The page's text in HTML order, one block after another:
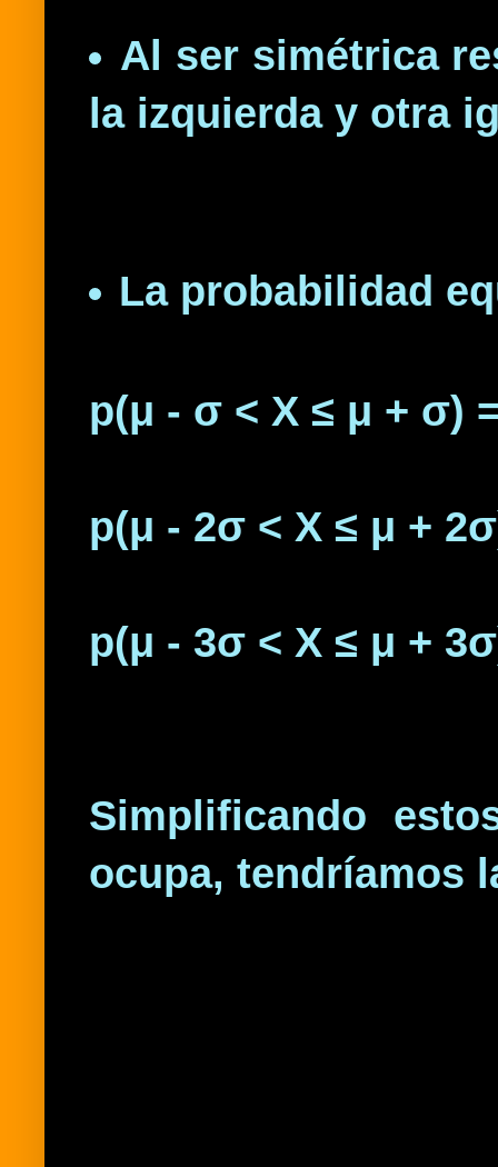
Al ser simétrica
la izquierda y otra
La probabilidad
p(μ - σ < X ≤ μ + σ)
p(μ - 2σ < X ≤ μ +
p(μ - 3σ < X ≤ μ +
Simplificando
ocupa, tendríamos